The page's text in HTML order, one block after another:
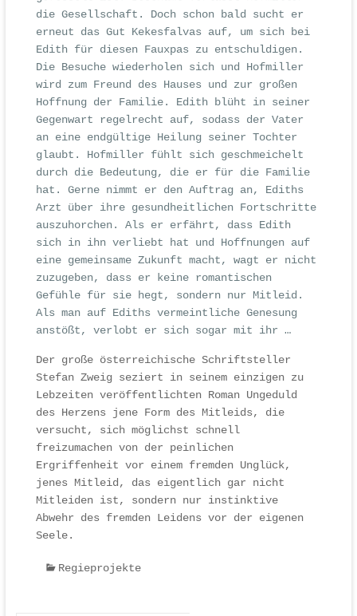
die Gesellschaft. Doch schon bald sucht er
erneut das Gut Kekesfalvas auf, um sich bei
Edith für diesen Fauxpas zu entschuldigen.
Die Besuche wiederholen sich und Hofmiller
wird zum Freund des Hauses und zur großen
Hoffnung der Familie. Edith blüht in seiner
Gegenwart regelrecht auf, sodass der Vater
an eine endgültige Heilung seiner Tochter
glaubt. Hofmiller fühlt sich geschmeichelt
durch die Bedeutung, die er für die Familie
hat. Gerne nimmt er den Auftrag an, Ediths
Arzt über ihre gesundheitlichen Fortschritte
auszuhorchen. Als er erfährt, dass Edith
sich in ihn verliebt hat und Hoffnungen auf
eine gemeinsame Zukunft macht, wagt er nicht
zuzugeben, dass er keine romantischen
Gefühle für sie hegt, sondern nur Mitleid.
Als man auf Ediths vermeintliche Genesung
anstößt, verlobt er sich sogar mit ihr …
Der große österreichische Schriftsteller
Stefan Zweig seziert in seinem einzigen zu
Lebzeiten veröffentlichten Roman Ungeduld
des Herzens jene Form des Mitleids, die
versucht, sich möglichst schnell
freizumachen von der peinlichen
Ergriffenheit vor einem fremden Unglück,
jenes Mitleid, das eigentlich gar nicht
Mitleiden ist, sondern nur instinktive
Abwehr des fremden Leidens vor der eigenen
Seele.
Regieprojekte